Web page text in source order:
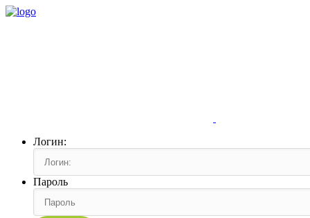
Логин:
Пароль